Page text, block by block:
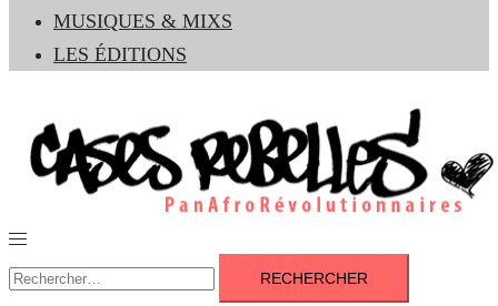
MUSIQUES & MIXS
LES ÉDITIONS
Ouvrir/fermer
le
menu
Rechercher :